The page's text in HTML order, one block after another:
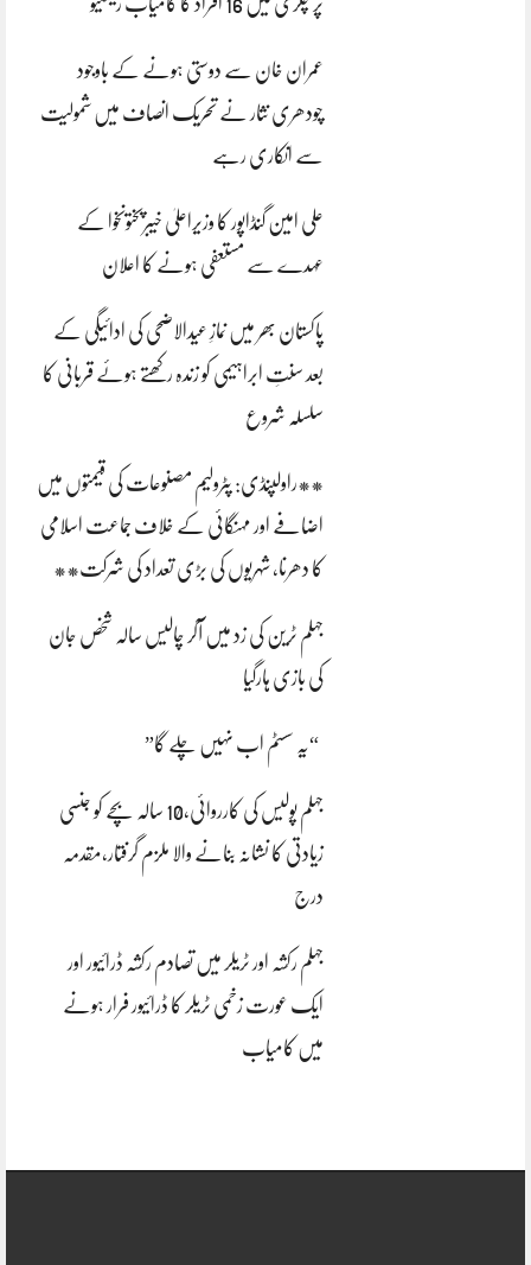
عمران خان سے دوستی ہونے کے باوجود
چودھری نثار نے تحریک انصاف میں شمولیت
سے انکاری رہے
علی امین گنڈاپور کا وزیراعلیٰ خیبرپختونخوا کے
عہدے سے مستعفی ہونے کا اعلان
پاکستان بھر میں نمازِ عیدالاضحی کی ادائیگی کے
بعد سنتِ ابراہیمی کو زندہ رکھتے ہوئے قربانی کا
سلسلہ شروع
**راولپنڈی: پٹرولیم مصنوعات کی قیمتوں میں
اضافے اور مہنگائی کے خلاف جماعت اسلامی
کا دھرنا، شہریوں کی بڑی تعداد کی شرکت**
جہلم ٹرین کی زد میں آکر چالیس سالہ شخص جان
کی بازی ہارگیا
“یہ سسٹم اب نہیں چلے گا”
جہلم پولیس کی کارروائی،10 سالہ بچے کو جنسی
زیادتی کا نشانہ بنانے والا ملزم گرفتار،مقدمہ
درج
جہلم رکشہ اور ٹریلر میں تصادم رکشہ ڈرائیور اور
ایک عورت زخمی ٹریلر کا ڈرائیور فرار ہونے
میں کامیاب